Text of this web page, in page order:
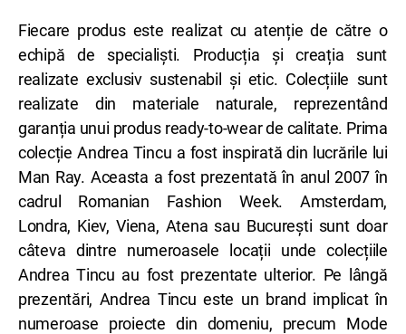
Fiecare produs este realizat cu atenție de către o
echipă de specialiști. Producția și creația sunt
realizate exclusiv sustenabil și etic. Colecțiile sunt
realizate din materiale naturale, reprezentând
garanția unui produs ready-to-wear de calitate. Prima
colecție Andrea Tincu a fost inspirată din lucrările lui
Man Ray. Aceasta a fost prezentată în anul 2007 în
cadrul Romanian Fashion Week. Amsterdam,
Londra, Kiev, Viena, Atena sau București sunt doar
câteva dintre numeroasele locații unde colecțiile
Andrea Tincu au fost prezentate ulterior. Pe lângă
prezentări, Andrea Tincu este un brand implicat în
numeroase proiecte din domeniu, precum Mode